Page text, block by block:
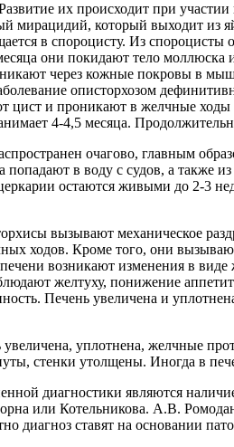
их происходит при
который выходит из
в спороцисту. Из
они покидают тело
через кожные покровы в
описторхозом
цист и проникают в желчные
4-4,5 месяца.
очагово, главным
попадают в воду с судов, а
остаются живыми до 2-3
вызывают механическое
ходов. Кроме того, они
возникают изменения в
желтуху, понижение
Печень увеличена и
уплотнена, желчные
стенки утолщены. Иногда в
диагностики являются
или Котельникова. А.В.
диагноз ставят на основании